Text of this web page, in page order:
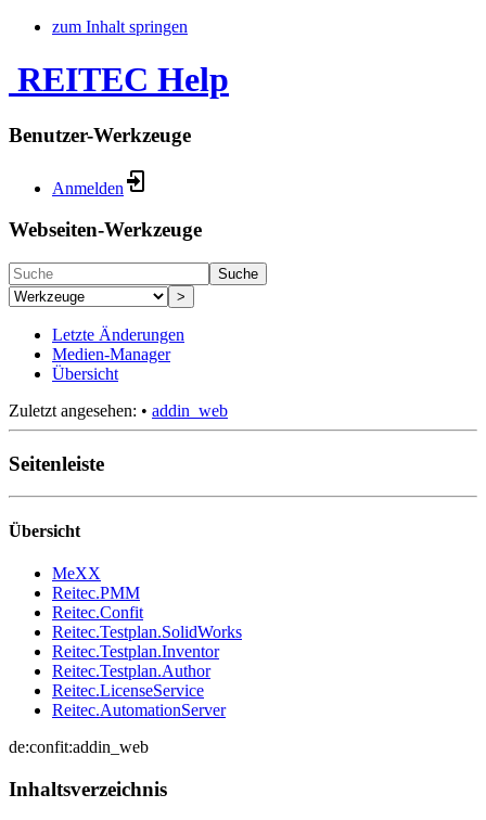
zum Inhalt springen
REITEC Help
Benutzer-Werkzeuge
Anmelden
Webseiten-Werkzeuge
Suche
>
Letzte Änderungen
Medien-Manager
Übersicht
Zuletzt angesehen: • addin_web
Seitenleiste
Übersicht
MeXX
Reitec.PMM
Reitec.Confit
Reitec.Testplan.SolidWorks
Reitec.Testplan.Inventor
Reitec.Testplan.Author
Reitec.LicenseService
Reitec.AutomationServer
de:confit:addin_web
Inhaltsverzeichnis